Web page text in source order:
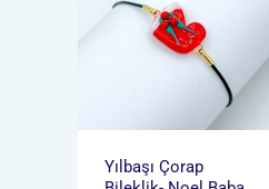
Yılbaşı Çorap